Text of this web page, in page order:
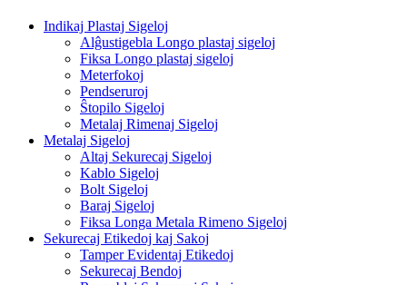
Indikaj Plastaj Sigeloj
Alĝustigebla Longo plastaj sigeloj
Fiksa Longo plastaj sigeloj
Meterfokoj
Pendseruroj
Ŝtopilo Sigeloj
Metalaj Rimenaj Sigeloj
Metalaj Sigeloj
Altaj Sekurecaj Sigeloj
Kablo Sigeloj
Bolt Sigeloj
Baraj Sigeloj
Fiksa Longa Metala Rimeno Sigeloj
Sekurecaj Etikedoj kaj Sakoj
Tamper Evidentaj Etikedoj
Sekurecaj Bendoj